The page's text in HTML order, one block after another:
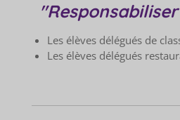
Les élèves délégués de
Les élèves délégués